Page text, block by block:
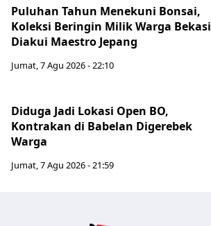
Puluhan Tahun Menekuni Bonsai,
Koleksi Beringin Milik Warga Bekasi
Diakui Maestro Jepang
Jumat, 7 Agu 2026 - 22:10
Diduga Jadi Lokasi Open BO,
Kontrakan di Babelan Digerebek
Warga
Jumat, 7 Agu 2026 - 21:59